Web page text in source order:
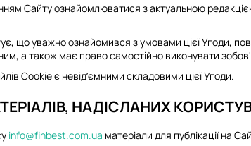
Сайту ознайомлюватися з актуальною
що уважно ознайомився з умовами цієї Угоди,
а також має право самостійно виконувати
Cookie є невід’ємними складовими цієї Угоди.
НАДІСЛАНИХ
info@finbest.com.ua матеріали для публікації на